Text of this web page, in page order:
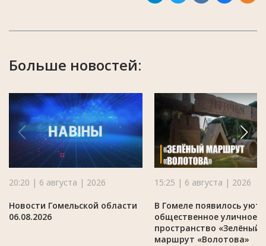
Больше новостей:
20:20 | 6 августа | 2026
Новости Гомельской области
06.08.2026
15:25 | 6 августа | 2026
В Гомеле появилось
общественное уличное
пространство «Зелёный
маршрут «Волотова»